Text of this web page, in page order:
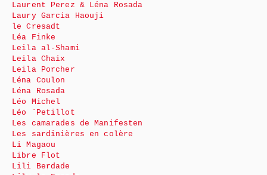
Laurent Perez & Léna Rosada
Laury Garcia Haouji
le Cresadt
Léa Finke
Leila al-Shami
Leila Chaix
Leila Porcher
Léna Coulon
Léna Rosada
Léo Michel
Léo ¨Petillot
Les camarades de Manifesten
Les sardinières en colère
Li Magaou
Libre Flot
Lili Berdade